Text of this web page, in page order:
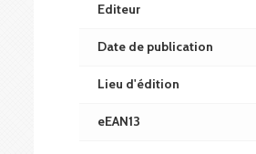
Editeur
Date de publication
Lieu d'édition
eEAN13